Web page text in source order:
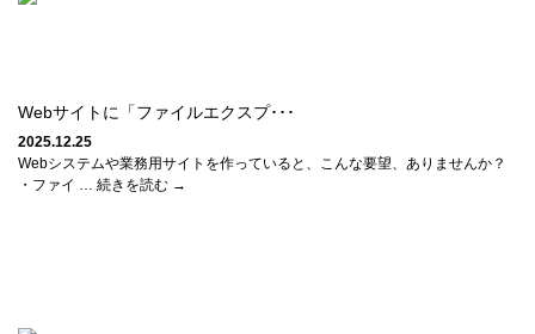
Webサイトに「ファイルエクスプ･･･
2025.12.25
Webシステムや業務用サイトを作っていると、こんな要望、ありませんか？
・ファイ … 続きを読む →